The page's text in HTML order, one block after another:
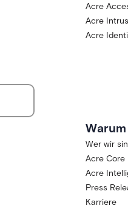
Acre
Acre
Acre
Wer wir
Acre Core
Acre
Press
Karriere